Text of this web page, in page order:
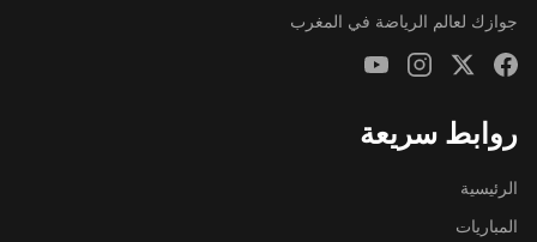
جوازك لعالم الرياضة في المغرب
روابط سريعة
الرئيسية
المباريات